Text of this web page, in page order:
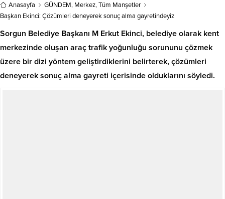
Anasayfa GÜNDEM, Merkez,Tüm Manşetler
Başkan Ekinci: Çözümleri deneyerek sonuç alma gayretindeyiz
Sorgun Belediye Başkanı M Erkut Ekinci, belediye olarak kent
merkezinde oluşan araç trafik yoğunluğu sorununu çözmek
üzere bir dizi yöntem geliştirdiklerini belirterek, çözümleri
deneyerek sonuç alma gayreti içerisinde olduklarını söyledi.